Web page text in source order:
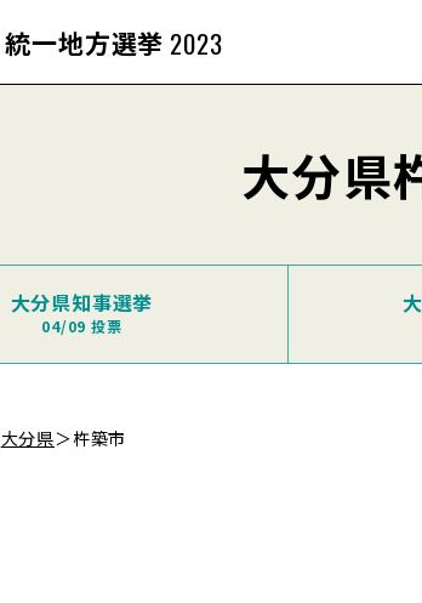
統一地方選挙 2023
大分県
大分県知事選挙
04/09 投票
大分県＞杵築市